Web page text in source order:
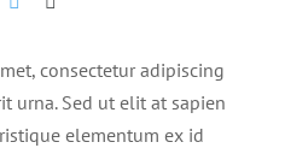
consectetur adipiscing
urna. Sed ut elit at sapien
elementum ex id